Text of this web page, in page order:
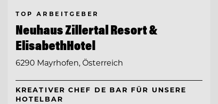
TOP ARBEITGEBER
Neuhaus Zillertal Resort &
ElisabethHotel
6290 Mayrhofen, Österreich
KREATIVER CHEF DE BAR FÜR UNSERE
HOTELBAR